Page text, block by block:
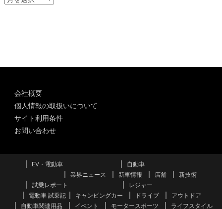
会社概要
個人情報の取扱いについて
サイト利用条件
お問い合わせ
EV・電動車
自動車
業界ニュース
新車情報 店舗
新技術
試乗レポート
電動車 試乗記
レジャー
キャンピングカー
ドライブ
アウトドア
自動車関連用品
イベント モータースポーツ ライフスタイル